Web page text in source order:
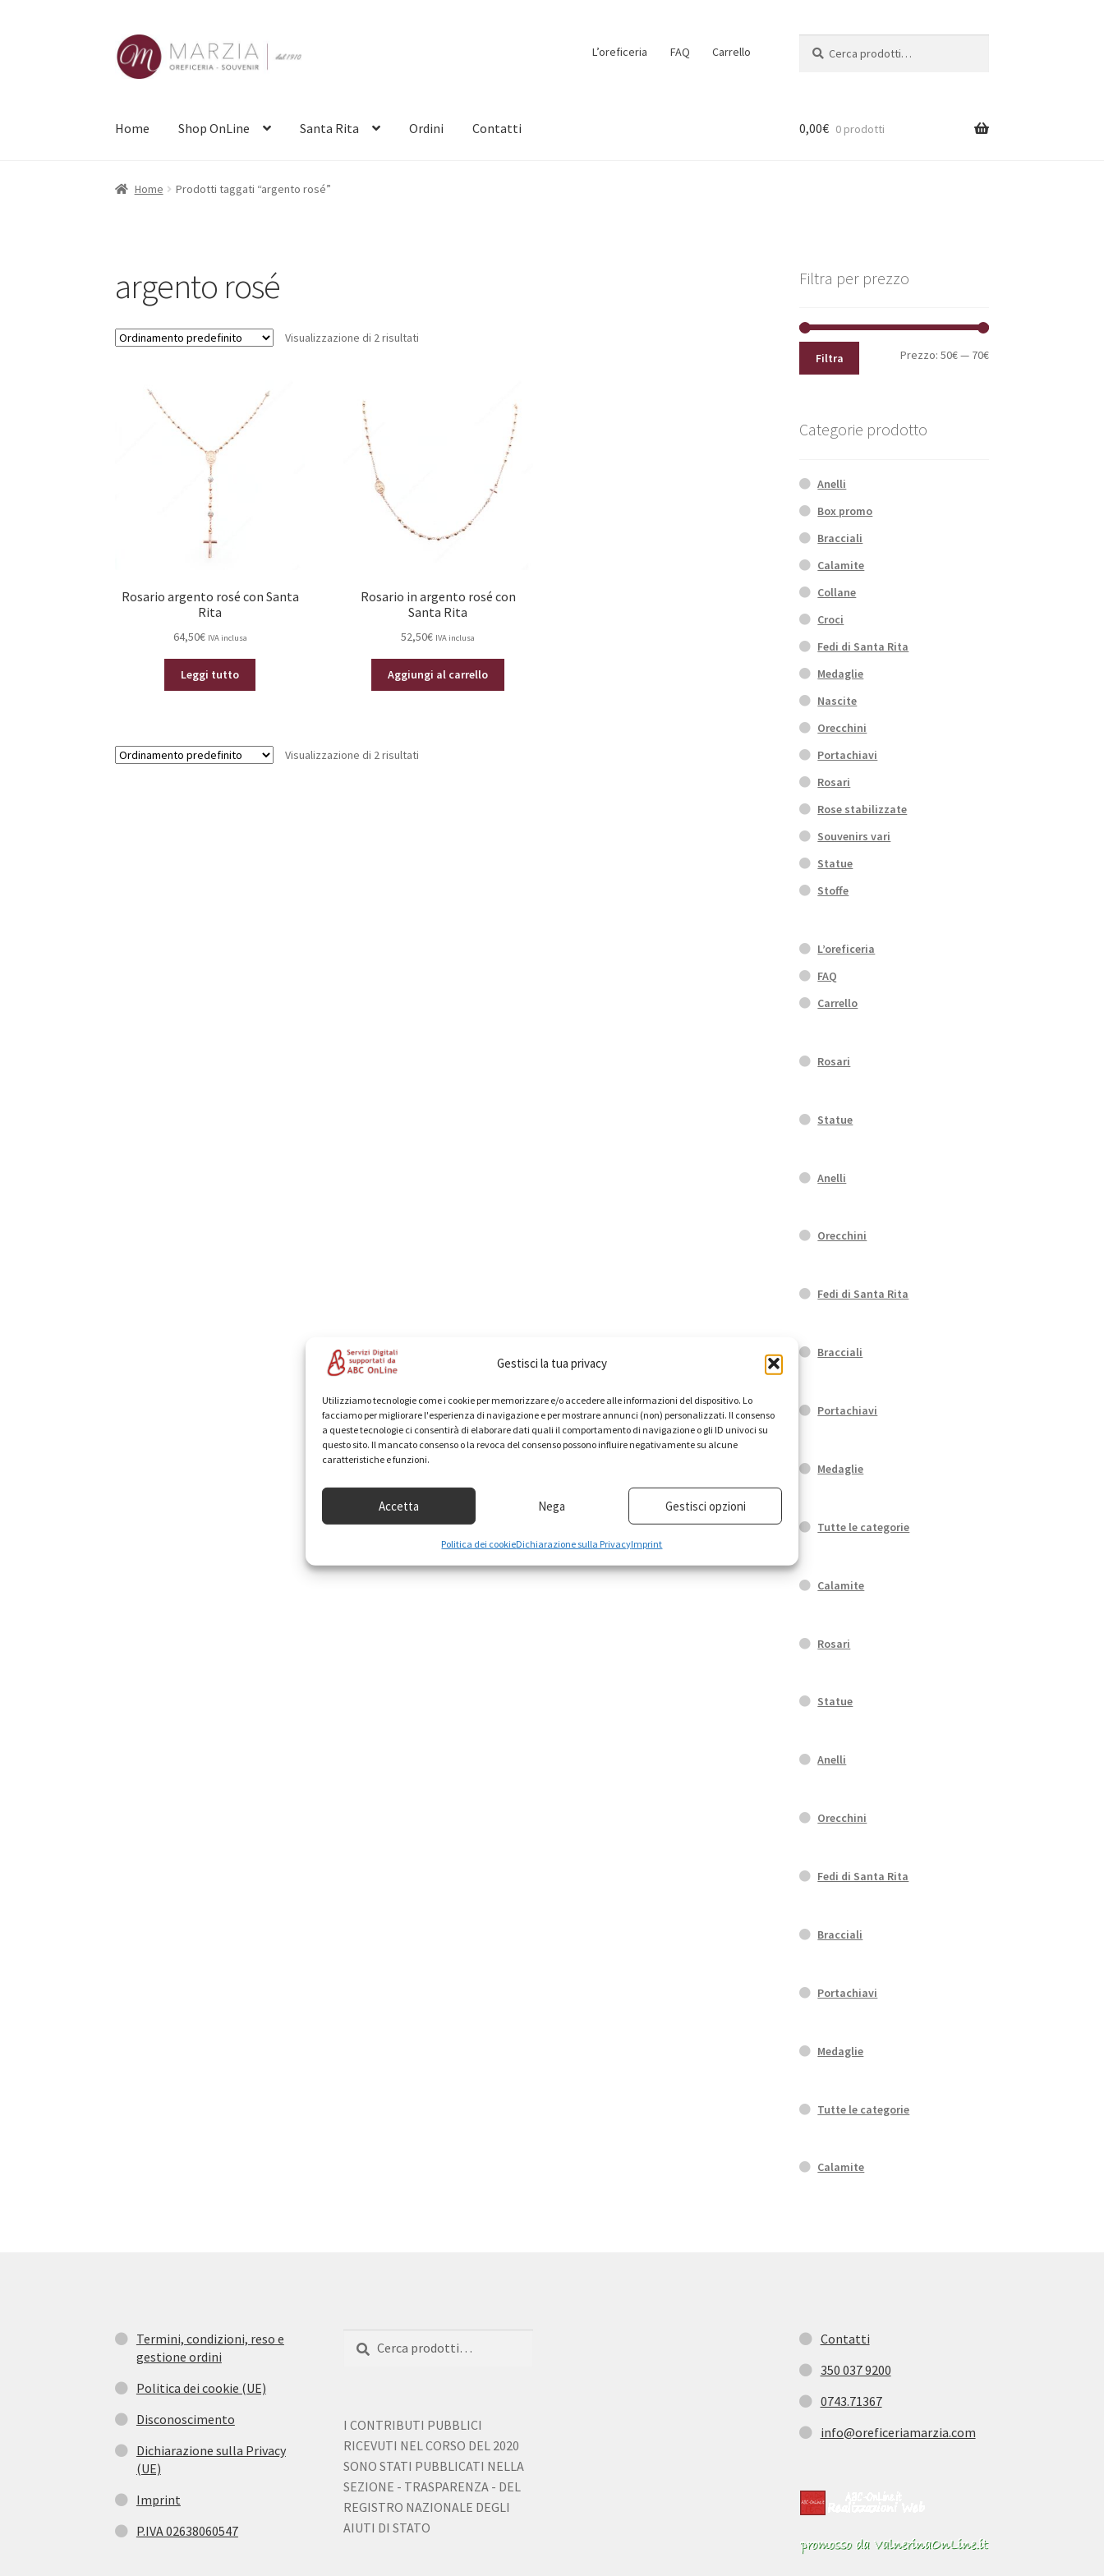
Gestisci la tua privacy
Utilizziamo tecnologie come i cookie per memorizzare e/o accedere alle informazioni del dispositivo. Lo
facciamo per migliorare l'esperienza di navigazione e per mostrare annunci (non) personalizzati. Il consenso
a queste tecnologie ci consentirà di elaborare dati quali il comportamento di navigazione o gli ID univoci su
questo sito. Il mancato consenso o la revoca del consenso possono influire negativamente su alcune
caratteristiche e funzioni.
Accetta Nega Gestisci opzioni
Politica dei cookieDichiarazione sulla PrivacyImprint
Vai
alla
navigazione
Vai
al
contenuto
L’oreficeria FAQ Carrello
Home Shop OnLine Santa Rita Ordini Contatti 0,00€ 0 prodotti
Home Prodotti taggati “argento rosé”
argento rosé
Visualizzazione di 2 risultati
Rosario argento rosé con Santa
Rita
64,50€ IVA inclusa
Leggi tutto
Rosario in argento rosé con
Santa Rita
52,50€ IVA inclusa
Aggiungi al carrello
Visualizzazione di 2 risultati
Filtra per prezzo
Prezzo
Prezzo
Filtra Prezzo: 50€— 70€
Categorie prodotto
Anelli
Box promo
Bracciali
Calamite
Collane
Croci
Fedi di Santa Rita
Medaglie
Nascite
Orecchini
Portachiavi
Rosari
Rose stabilizzate
Souvenirs vari
Statue
Stoffe
L’oreficeria
FAQ
Carrello
Rosari
Statue
Anelli
Orecchini
Fedi di Santa Rita
Bracciali
Portachiavi
Medaglie
Tutte le categorie
Calamite
Rosari
Statue
Anelli
Orecchini
Fedi di Santa Rita
Bracciali
Portachiavi
Medaglie
Tutte le categorie
Calamite
Termini, condizioni, reso e
gestione ordini
Politica dei cookie (UE)
Disconoscimento
Dichiarazione sulla Privacy
(UE)
Imprint
P.IVA 02638060547
I CONTRIBUTI PUBBLICI
RICEVUTI NEL CORSO DEL 2020
SONO STATI PUBBLICATI NELLA
SEZIONE - TRASPARENZA - DEL
REGISTRO NAZIONALE DEGLI
AIUTI DI STATO
Contatti
350 037 9200
0743.71367
info@oreficeriamarzia.com